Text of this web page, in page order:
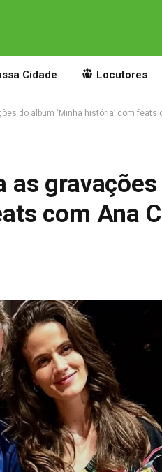
Cidade Locutores
do álbum ‘Minha história’ com
com Ana